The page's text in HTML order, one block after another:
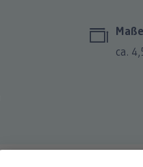
Maße
ca.